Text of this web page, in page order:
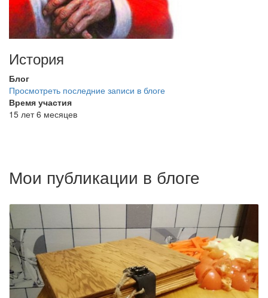
История
Блог
Просмотреть последние записи в блоге
Время участия
15 лет 6 месяцев
Мои публикации в блоге